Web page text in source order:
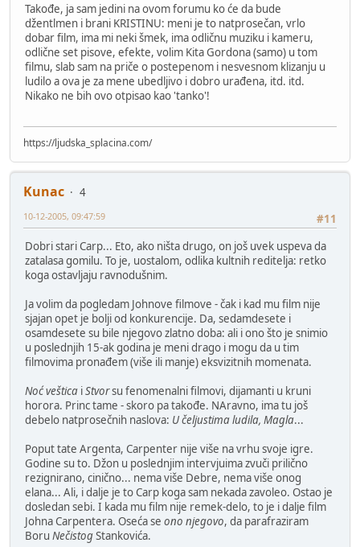
Takođe, ja sam jedini na ovom forumu ko će da bude
džentlmen i brani KRISTINU: meni je to natprosečan, vrlo
dobar film, ima mi neki šmek, ima odličnu muziku i kameru,
odlične set pisove, efekte, volim Kita Gordona (samo) u tom
filmu, slab sam na priče o postepenom i nesvesnom klizanju u
ludilo a ova je za mene ubedljivo i dobro urađena, itd. itd.
Nikako ne bih ovo otpisao kao 'tanko'!
https://ljudska_splacina.com/
Kunac
4
#11
10-12-2005, 09:47:59
Dobri stari Carp... Eto, ako ništa drugo, on još uvek uspeva da
zatalasa gomilu. To je, uostalom, odlika kultnih reditelja: retko
koga ostavljaju ravnodušnim.
Ja volim da pogledam Johnove filmove - čak i kad mu film nije
sjajan opet je bolji od konkurencije. Da, sedamdesete i
osamdesete su bile njegovo zlatno doba: ali i ono što je snimio
u poslednjih 15-ak godina je meni drago i mogu da u tim
filmovima pronađem (više ili manje) eksvizitnih momenata.
Noć veštica iStvorsu fenomenalni filmovi, dijamanti u kruni
horora. Princ tame - skoro pa takođe. NAravno, ima tu još
debelo natprosečnih naslova: U čeljustima ludila, Magla...
Poput tate Argenta, Carpenter nije više na vrhu svoje igre.
Godine su to. Džon u poslednjim intervjuima zvuči prilično
rezignirano, cinično... nema više Debre, nema više onog
elana... Ali, i dalje je to Carp koga sam nekada zavoleo. Ostao je
dosledan sebi. I kada mu film nije remek-delo, to je i dalje film
Johna Carpentera. Oseća se ono njegovo, da parafraziram
Boru NečistogStankovića.